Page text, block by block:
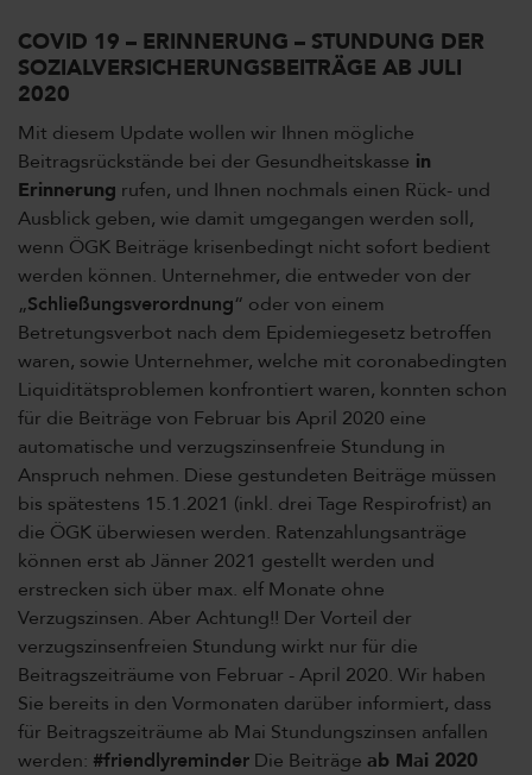
COVID 19 – ERINNERUNG – STUNDUNG DER
SOZIALVERSICHERUNGSBEITRÄGE AB JULI
2020
Mit diesem Update wollen wir Ihnen mögliche
Beitragsrückstände bei der Gesundheitskasse in
Erinnerung rufen, und Ihnen nochmals einen Rück- und
Ausblick geben, wie damit umgegangen werden soll,
wenn ÖGK Beiträge krisenbedingt nicht sofort bedient
werden können. Unternehmer, die entweder von der
„Schließungsverordnung“ oder von einem
Betretungsverbot nach dem Epidemiegesetz betroffen
waren, sowie Unternehmer, welche mit coronabedingten
Liquiditätsproblemen konfrontiert waren, konnten schon
für die Beiträge von Februar bis April 2020 eine
automatische und verzugszinsenfreie Stundung in
Anspruch nehmen. Diese gestundeten Beiträge müssen
bis spätestens 15.1.2021 (inkl. drei Tage Respirofrist) an
die ÖGK überwiesen werden. Ratenzahlungsanträge
können erst ab Jänner 2021 gestellt werden und
erstrecken sich über max. elf Monate ohne
Verzugszinsen. Aber Achtung!! Der Vorteil der
verzugszinsenfreien Stundung wirkt nur für die
Beitragszeiträume von Februar - April 2020. Wir haben
Sie bereits in den Vormonaten darüber informiert, dass
für Beitragszeiträume ab Mai Stundungszinsen anfallen
werden: #friendlyreminder Die Beiträge ab Mai 2020